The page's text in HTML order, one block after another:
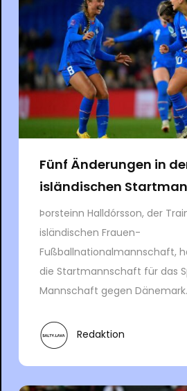
Fünf Änderungen in
isländischen
Þorsteinn Halldórsson, der
isländischen Frauen-
Fußballnationalmannschaft,
die Startmannschaft für das
Mannschaft gegen
Redaktion